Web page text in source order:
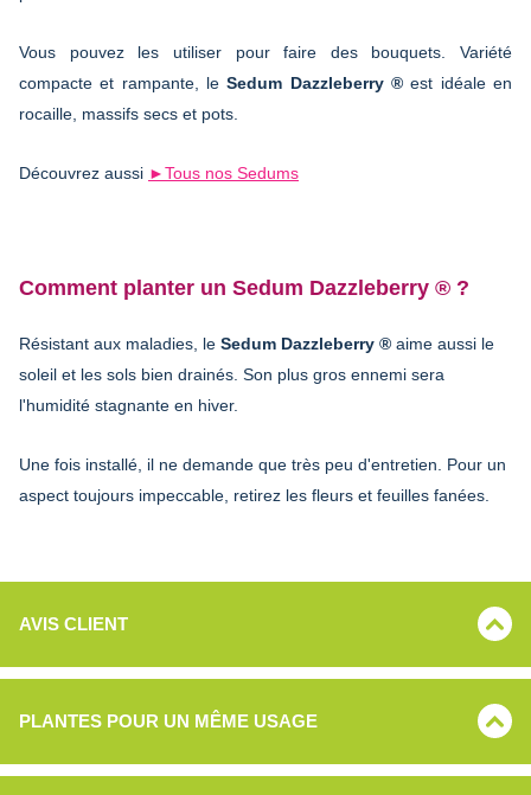
Vous pouvez les utiliser pour faire des bouquets. Variété
compacte et rampante, leSedum Dazzleberry ® est idéale en
rocaille, massifs secs et pots.
Découvrez aussi ►Tous nos Sedums
Comment planter un Sedum Dazzleberry ® ?
Résistant aux maladies, le Sedum Dazzleberry ® aime aussi le
soleil et les sols bien drainés. Son plus gros ennemi sera
l'humidité stagnante en hiver.
Une fois installé, il ne demande que très peu d'entretien. Pour un
aspect toujours impeccable, retirez les fleurs et feuilles fanées.
AVIS CLIENT
PLANTES POUR UN MÊME USAGE